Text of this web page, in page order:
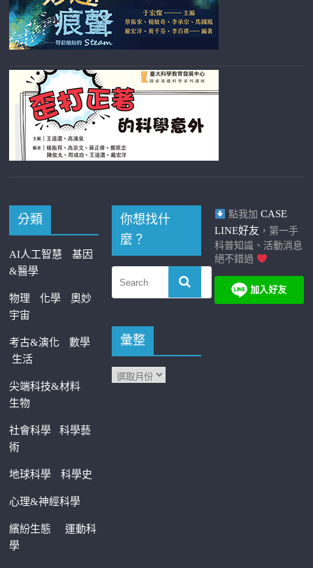
分類
AI人工智慧
基因
&醫學
物理 化學
奧妙
宇宙
考古&演化
數學
生活
尖端科技&材料
生物
社會科學科學藝
術
地球科學 科學史
心理&神經科學
繽紛生態運動科
學
你想找什
麼？
彙整
點我加 CASE
LINE好友 ，第一手
科普知識、活動消息
絕不錯過